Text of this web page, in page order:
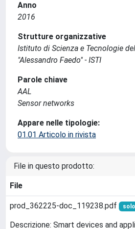
Anno
2016
Strutture organizzative
Istituto di Scienza e Tecnologie
"Alessandro Faedo" - ISTI
Parole chiave
AAL
Sensor networks
Appare nelle tipologie:
01.01 Articolo in rivista
File in questo prodotto:
File
prod_362225-doc_119238.pdf
Descrizione: Smart devices and